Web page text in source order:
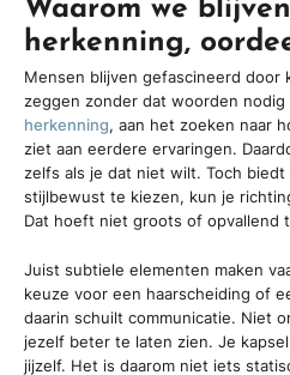
Waarom we
herkenning,
Mensen blijven gefascineerd door
zeggen zonder dat woorden nodig
herkenning, aan het zoeken naar
ziet aan eerdere ervaringen.
zelfs als je dat niet wilt. Toch
stijlbewust te kiezen, kun je
Dat hoeft niet groots of opvallend
Juist subtiele elementen maken
keuze voor een haarscheiding of
daarin schuilt communicatie. Niet
jezelf beter te laten zien. Je
jijzelf. Het is daarom niet iets